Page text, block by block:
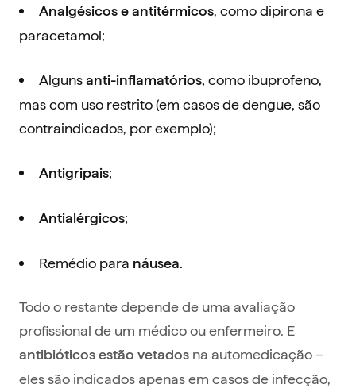
Analgésicos e antitérmicos, como dipirona e
paracetamol;
Alguns anti-inflamatórios, como ibuprofeno,
mas com uso restrito (em casos de dengue, são
contraindicados, por exemplo);
Antigripais;
Antialérgicos;
Remédio para náusea.
Todo o restante depende de uma avaliação
profissional de um médico ou enfermeiro. E
antibióticos estão vetados na automedicação –
eles são indicados apenas em casos de infecção,